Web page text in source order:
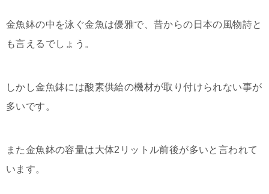
金魚鉢の中を泳ぐ金魚は優雅で、昔からの日本の風物詩と
も言えるでしょう。
しかし金魚鉢には酸素供給の機材が取り付けられない事が
多いです。
また金魚鉢の容量は大体2リットル前後が多いと言われて
います。